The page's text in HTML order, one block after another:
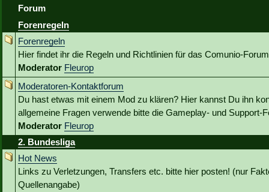
Forum
Forenregeln
Forenregeln
Hier findet ihr die Regeln und Richtlinien für das Comunio-
Moderator Fleurop
Moderatoren-Kontaktforum
Du hast etwas mit einem Mod zu klären? Hier kannst Du ihn
allgemeine Fragen verwende bitte die Gameplay- und Support-
Moderator Fleurop
2. Bundesliga
Hot News
Links zu Verletzungen, Transfers etc. bitte hier posten! (nur
Quellenangabe)